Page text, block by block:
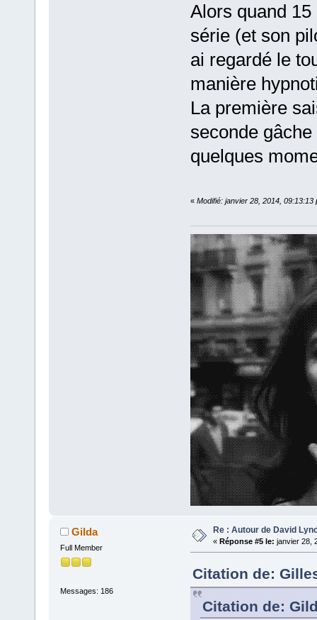
Alors quand
série (et son
ai regardé le
manière
La première
seconde
quelques
« Modifié: janvier 28, 2014, 09:13:13
Gilda
Full Member
Messages: 186
Re : Autour de David
« Réponse #5 le: janvier 28,
Citation de:
Citation de: